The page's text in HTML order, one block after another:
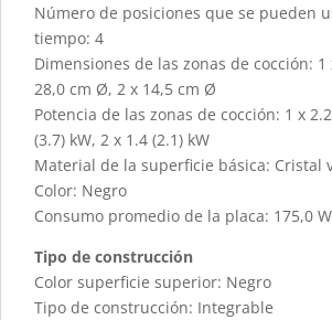
Número de posiciones que se pueden
tiempo: 4
Dimensiones de las zonas de cocción:
28,0 cm Ø, 2 x 14,5 cm Ø
Potencia de las zonas de cocción: 1 x
(3.7) kW, 2 x 1.4 (2.1) kW
Material de la superficie básica: Cristal
Color: Negro
Consumo promedio de la placa: 175,0
Tipo de construcción
Color superficie superior: Negro
Tipo de construcción: Integrable